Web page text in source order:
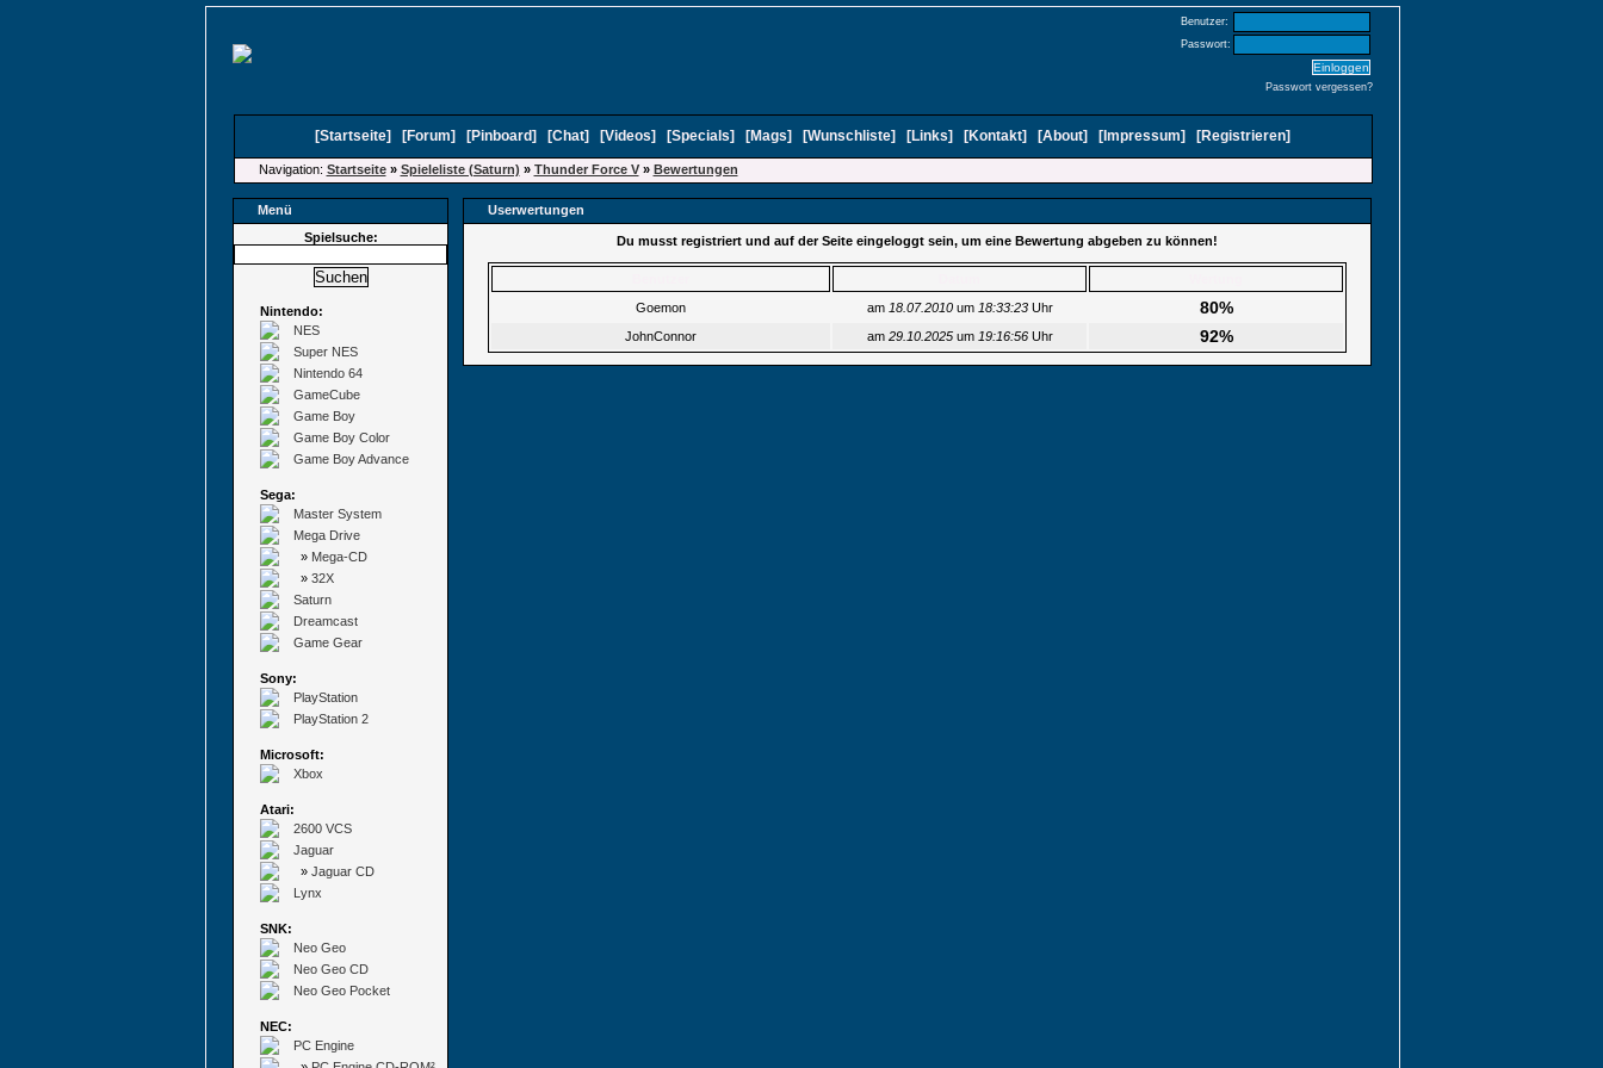
Benutzer:
Passwort:
Passwort vergessen?
[Startseite] [Forum] [Pinboard] [Chat] [Videos] [Specials] [Mags] [Wunschliste] [Links] [Kontakt] [About] [ Impressum] [Registrieren]
Navigation: Startseite» Spieleliste (Saturn) » Thunder Force V» Bewertungen
Menü
Userwertungen
Spielsuche:
Nintendo:
NES
Super NES
Nintendo 64
GameCube
Game Boy
Game Boy Color
Game Boy Advance
Sega:
Master System
Mega Drive
» Mega-CD
» 32X
Saturn
Dreamcast
Game Gear
Sony:
PlayStation
PlayStation 2
Microsoft:
Xbox
Atari:
2600 VCS
Jaguar
» Jaguar CD
Lynx
SNK:
Neo Geo
Neo Geo CD
Neo Geo Pocket
NEC:
PC Engine
Du musst registriert und auf der Seite eingeloggt sein, um eine Bewertung abgeben zu können!
Goemon
am 18.07.2010um 18:33:23Uhr 80%
JohnConnor am 29.10.2025um 19:16:56Uhr 92%